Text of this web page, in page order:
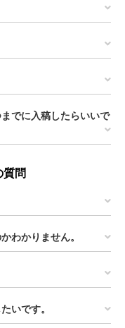
でに入稿したらいいで
質問
わかりません。
いです。